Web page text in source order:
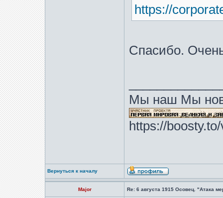
https://
Спасибо.
Мы наш Мы
https://
Вернуться к началу
Major Re: 6 августа 1915 Осовец. "Атака